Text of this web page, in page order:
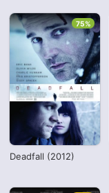
Deadfall (2012)
75%